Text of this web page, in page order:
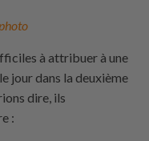
à attribuer à une
jour dans la deuxième
dire, ils
: